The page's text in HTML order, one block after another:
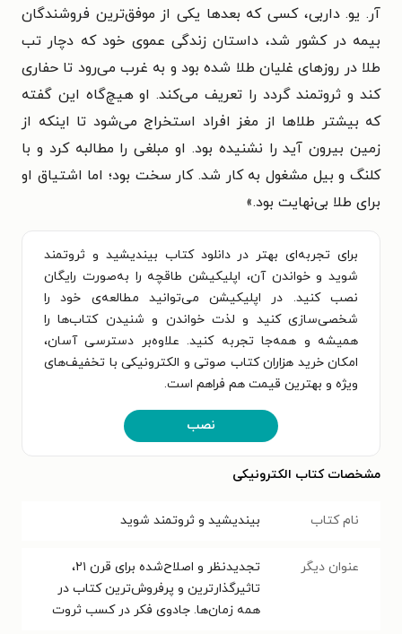
آر. یو. داربى، کسى که بعدها یکى از موفق‌ترین فروشندگان
بیمه در کشور شد، داستان زندگى عموى خود که دچار تب
طلا در روزهاى غلیان طلا شده بود و به غرب می‌رود تا حفارى
کند و ثروتمند گردد را تعریف می‌کند. او هیچ‌گاه این گفته
که بیشتر طلاها از مغز افراد استخراج می‌شود تا اینکه از
زمین بیرون آید را نشنیده بود. او مبلغى را مطالبه کرد و با
کلنگ و بیل مشغول به کار شد. کار سخت بود؛ اما اشتیاق او
براى طلا بی‌نهایت بود.»
برای تجربه‌ای بهتر در دانلود کتاب بیندیشید و ثروتمند
شوید و خواندن آن، اپلیکیشن طاقچه را به‌صورت رایگان
نصب کنید. در اپلیکیشن می‌توانید مطالعه‌ی خود را
شخصی‌سازی کنید و لذت خواندن و شنیدن کتاب‌ها را
همیشه و همه‌جا تجربه کنید. علاوه‌بر دسترسی آسان،
امکان خرید هزاران کتاب صوتی و الکترونیکی با تخفیف‌های
ویژه و بهترین قیمت هم فراهم است.
نصب
مشخصات کتاب الکترونیکی
نام کتاب بیندیشید و ثروتمند شوید
عنوان دیگر
تجدیدنظر و اصلاح‌شده برای قرن ۲۱،
تاثیرگذارترین و پرفروش‌ترین کتاب در
همه زمان‌ها. جادوی فکر در کسب ثروت